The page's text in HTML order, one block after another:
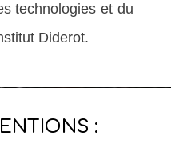
technologies et du
Diderot.
: